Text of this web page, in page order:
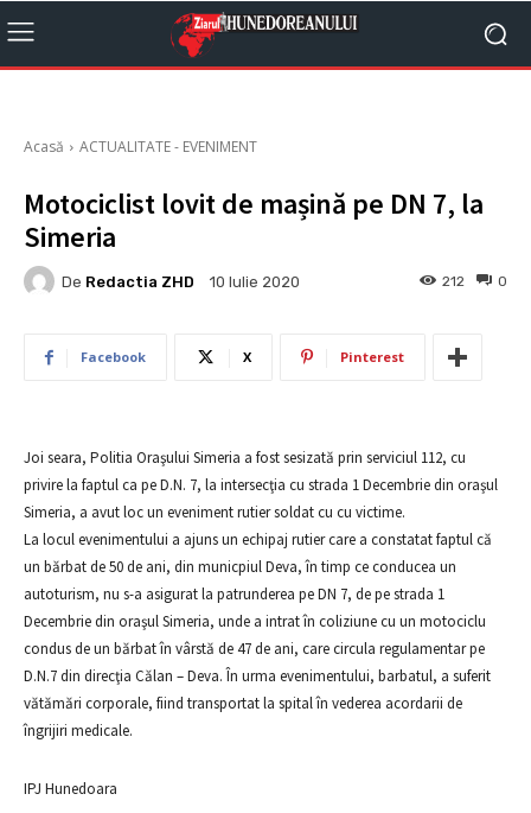
Acasă ACTUALITATE - EVENIMENT
Motociclist lovit de mașină pe DN 7, la
Simeria
De Redactia ZHD 10 Iulie 2020 0
212
Facebook X Pinterest
Joi seara, Politia Oraşului Simeria a fost sesizată prin serviciul 112, cu
privire la faptul ca pe D.N. 7, la intersecţia cu strada 1 Decembrie din oraşul
Simeria, a avut loc un eveniment rutier soldat cu cu victime.
La locul evenimentului a ajuns un echipaj rutier care a constatat faptul că
un bărbat de 50 de ani, din municpiul Deva, în timp ce conducea un
autoturism, nu s-a asigurat la patrunderea pe DN 7, de pe strada 1
Decembrie din oraşul Simeria, unde a intrat în coliziune cu un motociclu
condus de un bărbat în vârstă de 47 de ani, care circula regulamentar pe
D.N.7 din direcţia Călan – Deva. În urma evenimentului, barbatul, a suferit
vătămări corporale, fiind transportat la spital în vederea acordarii de
îngrijiri medicale.
IPJ Hunedoara